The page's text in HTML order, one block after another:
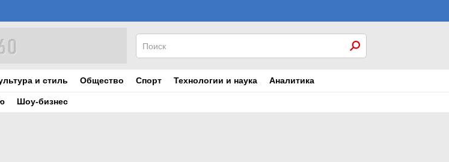
и стиль Общество Спорт Технологии и наука Аналитика
Шоу-бизнес